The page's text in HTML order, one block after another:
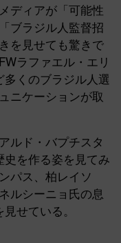
ディアが「可能性
ブラジル人監督招
を見せても驚きで
ラファエル・エリ
くのブラジル人選
ニケーションが取
ルド・バプチスタ
を作る姿を見てみ
パス、柏レイソ
ルシーニョ氏の息
せている。